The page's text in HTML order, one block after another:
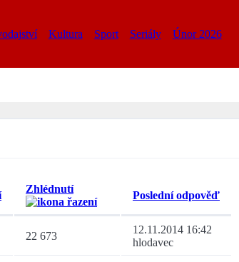
Kultura Sport Seriály Únor 2026
Zhlédnutí
Poslední odpověď
22 673
12.11.2014 16:42
hlodavec